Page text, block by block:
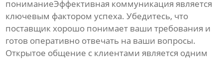
пониманиеЭффективная коммуникация является
ключевым фактором успеха. Убедитесь, что
поставщикхорошо понимает ваши требования и
готов оперативно отвечать на ваши вопросы.
Открытое общение с клиентами является одним